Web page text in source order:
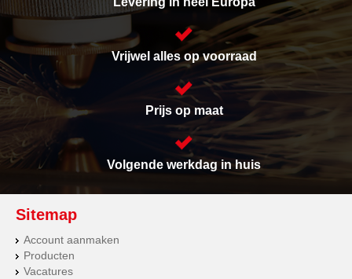
Vrijwel alles op voorraad
Prijs op maat
Volgende werkdag in huis
Sitemap
Account aanmaken
Producten
Vacatures